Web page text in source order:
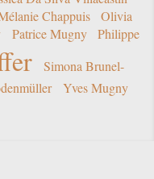
Chappuis
Olivia
Patrice Mugny
Philippe
Simona Brunel-
Yves Mugny